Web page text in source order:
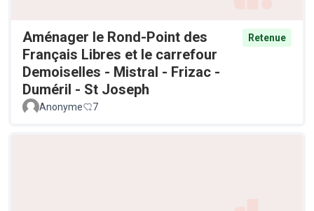
Aménager le Rond-Point des
Français Libres et le carrefour
Demoiselles - Mistral - Frizac -
Duméril - St Joseph
Retenue
Anonyme 7